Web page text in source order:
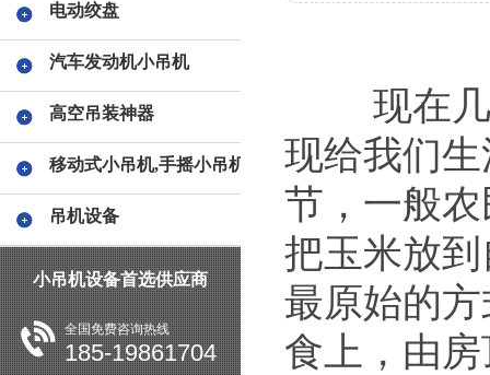
电动绞盘
汽车发动机小吊机
高空吊装神器
移动式小吊机,手摇小吊机
吊机设备
小吊机设备首选供应商
全国免费咨询热线
185-19861704
现在几
现给我们
节，一般
把玉米放
最原始的
食上，由